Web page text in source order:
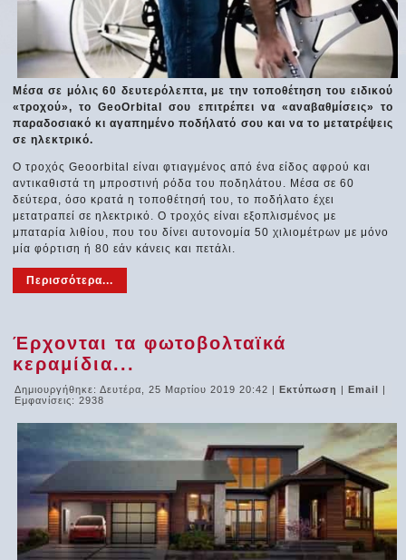
Μέσα σε μόλις 60 δευτερόλεπτα, με την τοποθέτηση του ειδικού
«τροχού», το GeoOrbital σου επιτρέπει να «αναβαθμίσεις» το
παραδοσιακό κι αγαπημένο ποδήλατό σου και να το μετατρέψεις
σε ηλεκτρικό.
Ο τροχός Geoorbital είναι φτιαγμένος από ένα είδος αφρού και
αντικαθιστά τη μπροστινή ρόδα του ποδηλάτου. Μέσα σε 60
δεύτερα, όσο κρατά η τοποθέτησή του, το ποδήλατο έχει
μετατραπεί σε ηλεκτρικό. Ο τροχός είναι εξοπλισμένος με
μπαταρία λιθίου, που του δίνει αυτονομία 50 χιλιομέτρων με μόνο
μία φόρτιση ή 80 εάν κάνεις και πετάλι.
Περισσότερα...
Έρχονται τα φωτοβολταϊκά
κεραμίδια...
Δημιουργήθηκε: Δευτέρα, 25 Μαρτίου 2019 20:42 |Εκτύπωση |Email |
Εμφανίσεις: 2938